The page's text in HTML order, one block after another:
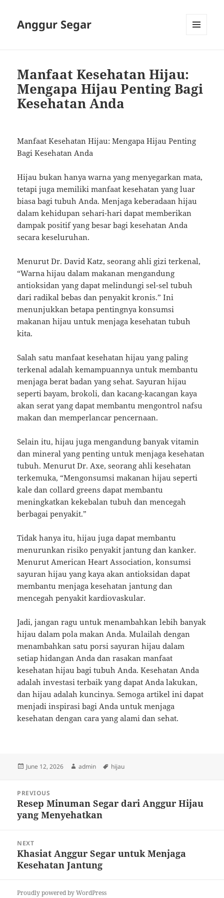
Anggur Segar
Manfaat Kesehatan Hijau:
Mengapa Hijau Penting Bagi
Kesehatan Anda
Manfaat Kesehatan Hijau: Mengapa Hijau Penting
Bagi Kesehatan Anda
Hijau bukan hanya warna yang menyegarkan mata,
tetapi juga memiliki manfaat kesehatan yang luar
biasa bagi tubuh Anda. Menjaga keberadaan hijau
dalam kehidupan sehari-hari dapat memberikan
dampak positif yang besar bagi kesehatan Anda
secara keseluruhan.
Menurut Dr. David Katz, seorang ahli gizi terkenal,
“Warna hijau dalam makanan mengandung
antioksidan yang dapat melindungi sel-sel tubuh
dari radikal bebas dan penyakit kronis.” Ini
menunjukkan betapa pentingnya konsumsi
makanan hijau untuk menjaga kesehatan tubuh
kita.
Salah satu manfaat kesehatan hijau yang paling
terkenal adalah kemampuannya untuk membantu
menjaga berat badan yang sehat. Sayuran hijau
seperti bayam, brokoli, dan kacang-kacangan kaya
akan serat yang dapat membantu mengontrol nafsu
makan dan memperlancar pencernaan.
Selain itu, hijau juga mengandung banyak vitamin
dan mineral yang penting untuk menjaga kesehatan
tubuh. Menurut Dr. Axe, seorang ahli kesehatan
terkemuka, “Mengonsumsi makanan hijau seperti
kale dan collard greens dapat membantu
meningkatkan kekebalan tubuh dan mencegah
berbagai penyakit.”
Tidak hanya itu, hijau juga dapat membantu
menurunkan risiko penyakit jantung dan kanker.
Menurut American Heart Association, konsumsi
sayuran hijau yang kaya akan antioksidan dapat
membantu menjaga kesehatan jantung dan
mencegah penyakit kardiovaskular.
Jadi, jangan ragu untuk menambahkan lebih banyak
hijau dalam pola makan Anda. Mulailah dengan
menambahkan satu porsi sayuran hijau dalam
setiap hidangan Anda dan rasakan manfaat
kesehatan hijau bagi tubuh Anda. Kesehatan Anda
adalah investasi terbaik yang dapat Anda lakukan,
dan hijau adalah kuncinya. Semoga artikel ini dapat
menjadi inspirasi bagi Anda untuk menjaga
kesehatan dengan cara yang alami dan sehat.
Posted
June 12, 2026 Author
admin Tags
hijau
navigation
PREVIOUS
Previous
post:
Resep Minuman Segar dari Anggur Hijau
yang Menyehatkan
NEXT
Next
post:
Khasiat Anggur Segar untuk Menjaga
Kesehatan Jantung
Proudly powered by WordPress